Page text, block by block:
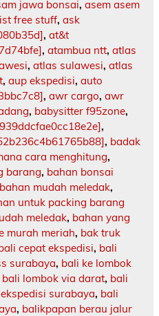
jawa bonsai, asem asem
free stuff, ask
, at&t
, atambua ntt, atlas
, atlas sulawesi, atlas
, aup ekspedisi, auto
, awr cargo, awr
, babysitter f95zone,
,
, badak
cara menghitung,
barang, bahan bonsai
bahan mudah meledak,
untuk packing barang
meledak, bahan yang
murah meriah, bak truk
cepat ekspedisi, bali
surabaya, bali ke lombok
bali lombok via darat, bali
surabaya, bali
, balikpapan berau jalur